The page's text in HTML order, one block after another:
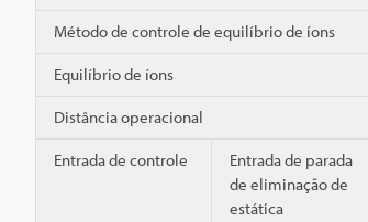
Método de controle de equilíbrio de íons
Equilíbrio de íons
Distância operacional
Entrada de controle
Entrada de parada
de eliminação de
estática